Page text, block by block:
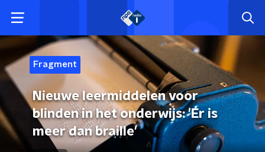
Fragment
Nieuwe leermiddelen voor
blinden in het onderwijs: 'Er is
meer dan braille'